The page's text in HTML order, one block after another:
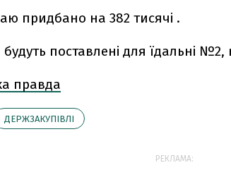
придбано на 382 тисячі .
будуть поставлені для їдальні
правда
ДЕРЖЗАКУПІВЛІ
РЕКЛАМА: